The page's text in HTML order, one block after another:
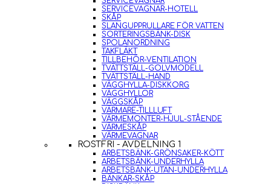
SERVICEVAGNAR-HOTELL
SKÅP
SLANGUPPRULLARE FÖR VATTEN
SORTERINGSBÄNK-DISK
SPOLANORDNING
TAKFLÄKT
TILLBEHÖR-VENTILATION
TVÄTTSTÄLL-GOLVMODELL
TVÄTTSTÄLL-HAND
VÄGGHYLLA-DISKKORG
VÄGGHYLLOR
VÄGGSKÅP
VÄRMARE-TILLLUFT
VÄRMEMONTER-HJUL-STÅENDE
VÄRMESKÅP
VÄRMEVAGNAR
ROSTFRI - AVDELNING 1
ARBETSBÄNK-GRÖNSAKER-KÖTT
ARBETSBÄNK-UNDERHYLLA
ARBETSBÄNK-UTAN-UNDERHYLLA
BÄNKAR-SKÅP